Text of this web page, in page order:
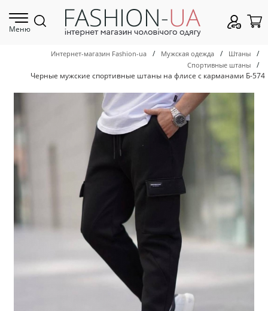
Меню
Интернет-магазин Fashion-ua / Мужская одежда / Штаны /
Спортивные штаны
/
Черные мужские спортивные штаны на флисе с карманами Б-574